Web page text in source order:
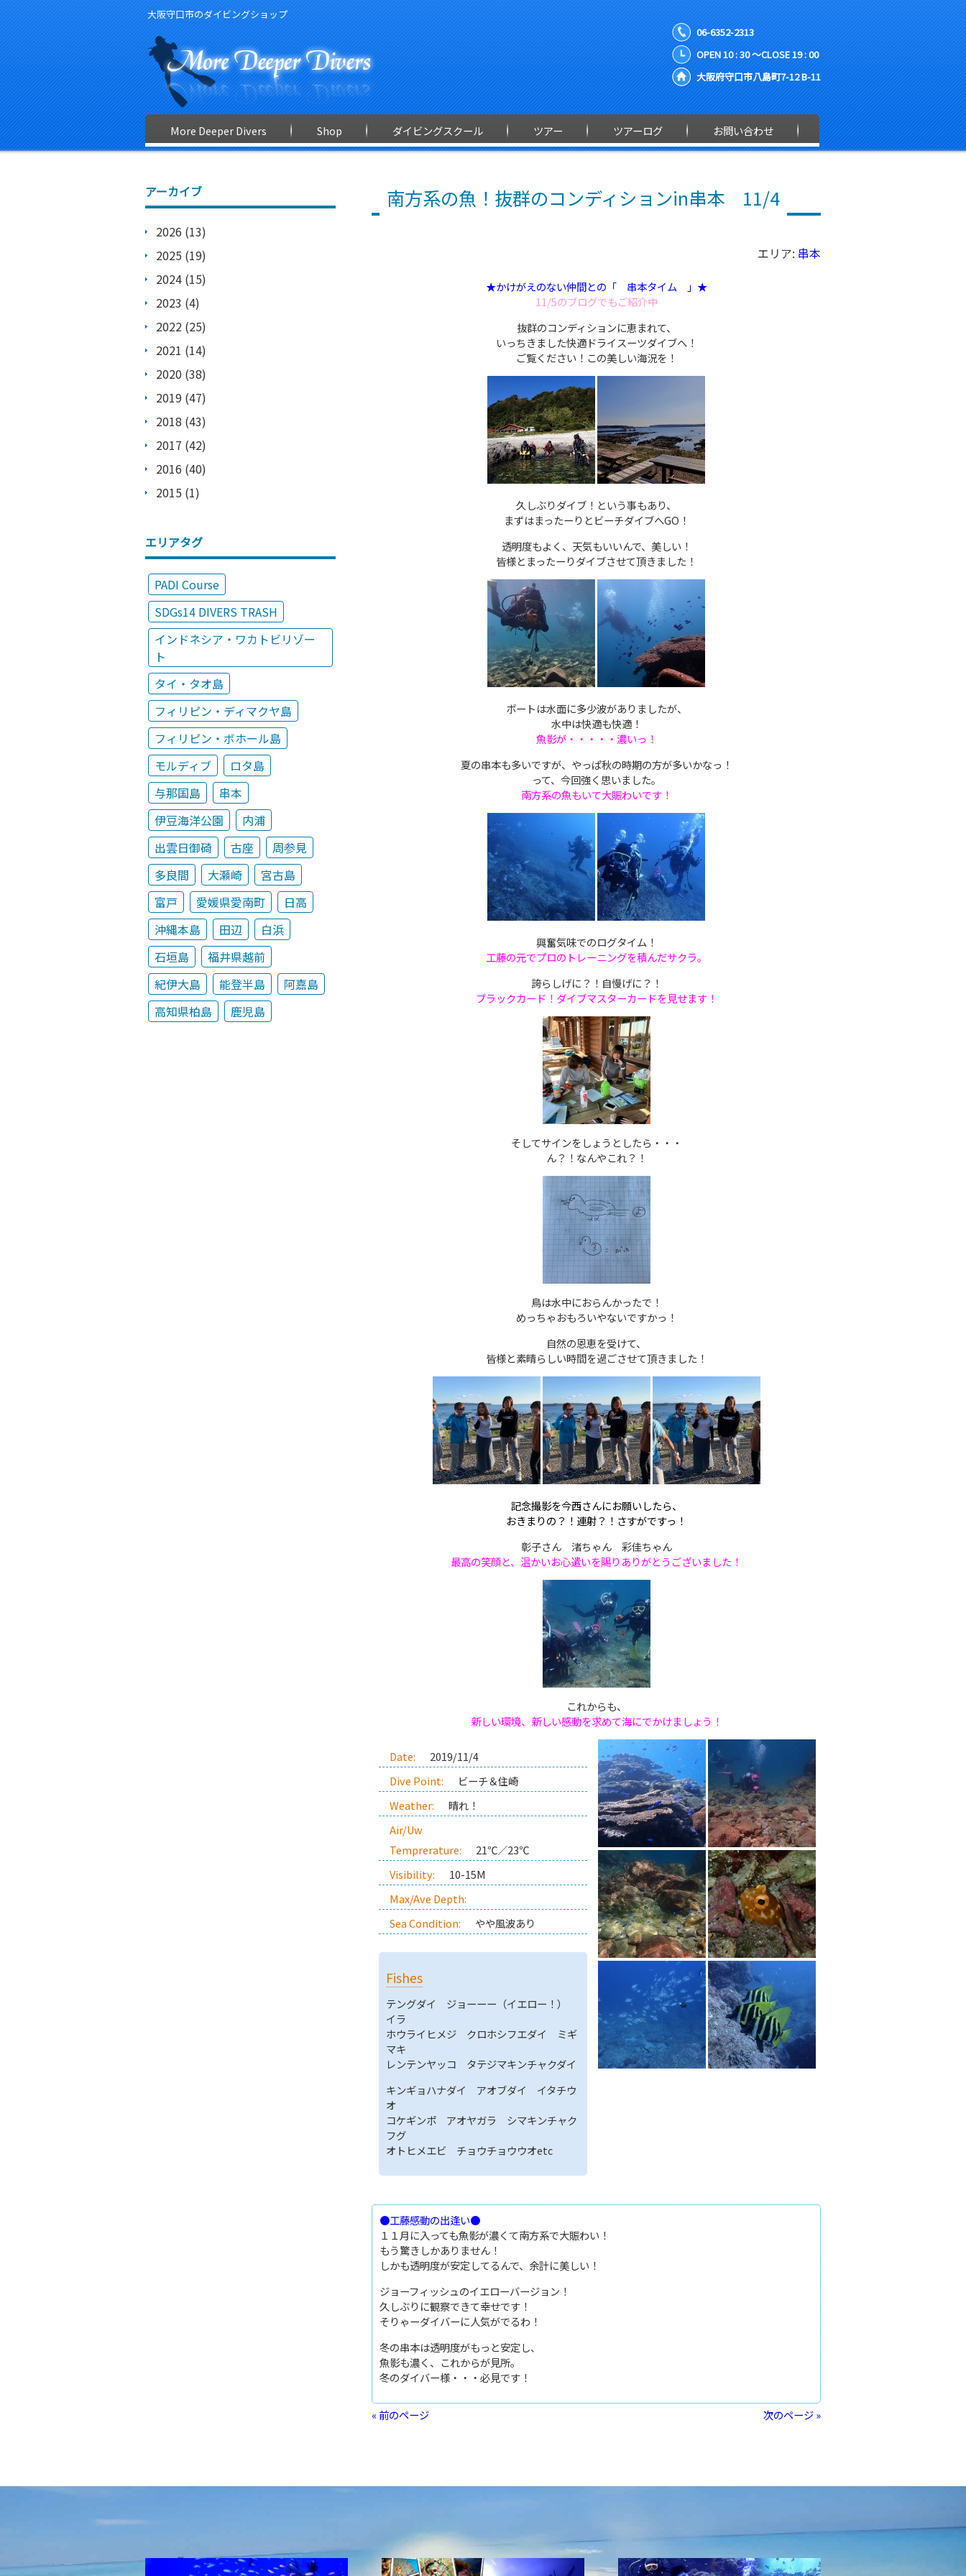
大阪守口市のダイビングショップ
06-6352-2313
OPEN 10 : 30 ～CLOSE 19 : 00
大阪府守口市八島町7-12 B-11
More Deeper Divers Shop ダイビングスクール ツアー ツアーログ お問い合わせ
南方系の魚！抜群のコンディションin串本 11/4
エリア: 串本
★かけがえのない仲間との「 串本タイム 」★
11/5のブログでもご紹介中
抜群のコンディションに恵まれて、
いっちきました快適ドライスーツダイブへ！
ご覧ください！この美しい海況を！
久しぶりダイブ！という事もあり、
まずはまったーりとビーチダイブへGO！
透明度もよく、天気もいいんで、美しい！
皆様とまったーりダイブさせて頂きました！
ボートは水面に多少波がありましたが、
水中は快適も快適！
魚影が・・・・・濃いっ！
夏の串本も多いですが、やっぱ秋の時期の方が多いかなっ！
って、今回強く思いました。
南方系の魚もいて大賑わいです！
興奮気味でのログタイム！
工藤の元でプロのトレーニングを積んだサクラ。
誇らしげに？！自慢げに？！
ブラックカード！ダイブマスターカードを見せます！
そしてサインをしょうとしたら・・・
ん？！なんやこれ？！
鳥は水中におらんかったで！
めっちゃおもろいやないですかっ！
自然の恩恵を受けて、
皆様と素晴らしい時間を過ごさせて頂きました！
記念撮影を今西さんにお願いしたら、
おきまりの？！連射？！さすがですっ！
彰子さん 渚ちゃん 彩佳ちゃん
最高の笑顔と、温かいお心遣いを賜りありがとうございました！
これからも、
新しい環境、新しい感動を求めて海にでかけましょう！
Date:
2019/11/4
Dive Point:
ビーチ＆住崎
Weather:
晴れ！
Air/Uw
Temprerature:
21℃／23℃
Visibility:
10-15M
Max/Ave Depth:
Sea Condition:
やや風波あり
Fishes
テングダイ ジョーーー（イエロー！）
イラ
ホウライヒメジ クロホシフエダイ ミギ
マキ
レンテンヤッコ タテジマキンチャクダイ
キンギョハナダイ アオブダイ イタチウ
オ
コケギンポ アオヤガラ シマキンチャク
フグ
オトヒメエビ チョウチョウウオetc
●工藤感動の出逢い●
１１月に入っても魚影が濃くて南方系で大賑わい！
もう驚きしかありません！
しかも透明度が安定してるんで、余計に美しい！
ジョーフィッシュのイエローバージョン！
久しぶりに観察できて幸せです！
そりゃーダイバーに人気がでるわ！
冬の串本は透明度がもっと安定し、
魚影も濃く、これからが見所。
冬のダイバー様・・・必見です！
« 前のページ 次のページ »
アーカイブ
2026 (13)
2025 (19)
2024 (15)
2023 (4)
2022 (25)
2021 (14)
2020 (38)
2019 (47)
2018 (43)
2017 (42)
2016 (40)
2015 (1)
エリアタグ
PADI Course
SDGs14 DIVERS TRASH
インドネシア・ワカトビリゾー
ト
タイ・タオ島
フィリピン・ディマクヤ島
フィリピン・ボホール島
モルディブ
ロタ島
与那国島
串本
伊豆海洋公園
内浦
出雲日御碕
古座
周参見
多良間
大瀬崎
宮古島
富戸
愛媛県愛南町
日高
沖縄本島
田辺
白浜
石垣島
福井県越前
紀伊大島
能登半島
阿嘉島
高知県柏島
鹿児島